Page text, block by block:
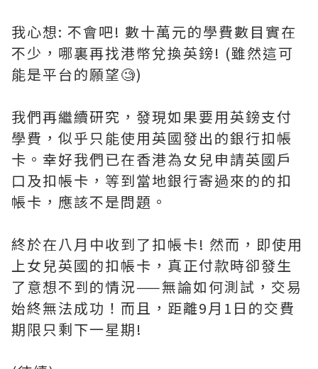
我心想: 不會吧! 數十萬元的學費數目實在
不少，哪裏再找港幣兌換英鎊! (雖然這可
能是平台的願望🧐)
我們再繼續研究，發現如果要用英鎊支付
學費，似乎只能使用英國發出的銀行扣帳
卡。幸好我們已在香港為女兒申請英國戶
口及扣帳卡，等到當地銀行寄過來的的扣
帳卡，應該不是問題。
終於在八月中收到了扣帳卡! 然而，即使用
上女兒英國的扣帳卡，真正付款時卻發生
了意想不到的情況——無論如何測試，交易
始終無法成功！而且，距離9月1日的交費
期限只剩下一星期!